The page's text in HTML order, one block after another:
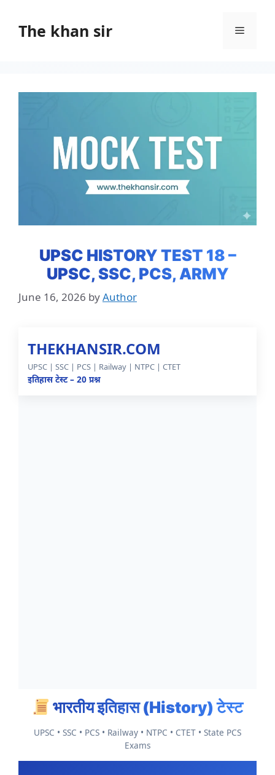
contentThe khan sir Menu
UPSC HISTORY TEST 18 –
UPSC, SSC, PCS, ARMY
June 16, 2026 byAuthor
THEKHANSIR.COM
UPSC | SSC | PCS | Railway | NTPC | CTET
इतिहास टेस्ट – 20 प्रश्न
भारतीय इतिहास (History) टेस्ट
UPSC • SSC • PCS • Railway • NTPC • CTET • State PCS
Exams